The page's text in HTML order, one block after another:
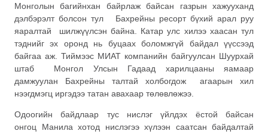
Монголын багийнхан байрлаж байсан газрын хажууханд
дэлбэрэлт болсон тул Бахрейны ресорт бүхий арал руу
яаралтай шилжүүлсэн байна. Катар улс хилээ хаасан тул
тэднийг эх оронд нь буцаах боломжгүй байдал үүссээд
байгаа аж. Тиймээс МИАТ компанийн байгуулсан Шуурхай
штаб Монгол Улсын Гадаад харилцааны яамаар
дамжуулан Бахрейны талтай холбогдож агаарын хил
нээгдмэгц иргэдээ татан авахаар төлөвлөжээ.
Одоогийн байдлаар тус нислэг үйлдэх ёстой байсан
онгоц Манилахотод нислэгээ хүлээн саатсан байдалтай